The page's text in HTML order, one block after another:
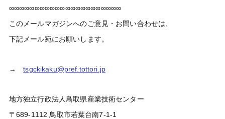
∞∞∞∞∞∞∞∞∞∞∞∞∞∞∞∞∞∞∞∞∞∞
このメールマガジンへのご意見・お問い合わせは、
下記メール宛にお願いします。
→tsgckikaku@pref.tottori.jp
地方独立行政法人鳥取県産業技術センター
〒689-1112 鳥取市若葉台南7-1-1